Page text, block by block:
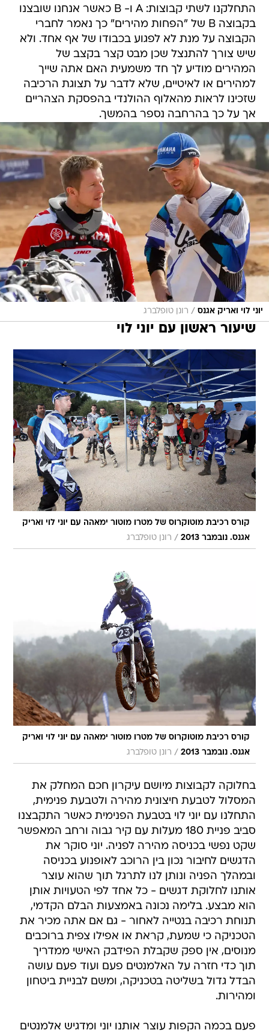
התחלקנו לשתי קבוצות: A ו- B כאשר אנחנו שובצנו
בקבוצה B של "הפחות מהירים" כך נאמר לחברי
הקבוצה על מנת לא לפגוע בכבודו של אף אחד. ולא
שיש צורך להתנצל שכן מבט קצר בקצב של
המהירים מודיע לך חד משמעית האם אתה שייך
למהירים או לאיטיים, שלא לדבר על תצוגת הרכיבה
שזכינו לראות מהאלוף ההולנדי בהפסקת הצהריים
אך על כך בהרחבה נספר בהמשך.
יוני לוי ואריק אגנס / רונן טופלברג
שיעור ראשון עם יוני לוי
קורס רכיבת מוטוקרוס של מטרו מוטור ימאהה עם יוני לוי ואריק
אגנס. נובמבר 2013
/ רונן טופלברג
קורס רכיבת מוטוקרוס של מטרו מוטור ימאהה עם יוני לוי ואריק
אגנס. נובמבר 2013
/ רונן טופלברג
בחלוקה לקבוצות מיושם עיקרון חכם המחלק את
המסלול לטבעת חיצונית מהירה ולטבעת פנימית,
התחלנו עם יוני לוי בטבעת הפנימית כאשר התקבצנו
סביב פניית 180 מעלות עם קיר גבוה ורחב המאפשר
שקט נפשי בכניסה מהירה לפניה. יוני סוקר את
הדגשים לחיבור נכון בין הרוכב לאופנוע בכניסה
ובמהלך הפניה ונותן לנו לתרגל תוך שהוא עוצר
אותנו לחלוקת דגשים - כל אחד לפי הטעויות אותן
הוא מבצע. בלימה נכונה באמצעות הבלם הקדמי,
תנוחת רכיבה בנטייה לאחור - גם אם אתה מכיר את
הטכניקה כי שמעת, קראת או אפילו צפית ברוכבים
מנוסים, אין ספק שקבלת הפידבק האישי ממדריך
תוך כדי חזרה על האלמנטים פעם ועוד פעם עושה
הבדל גדול בשליטה בטכניקה, ומשם לבניית ביטחון
ומהירות.
פעם בכמה הקפות עוצר אותנו יוני ומדגיש אלמנטים